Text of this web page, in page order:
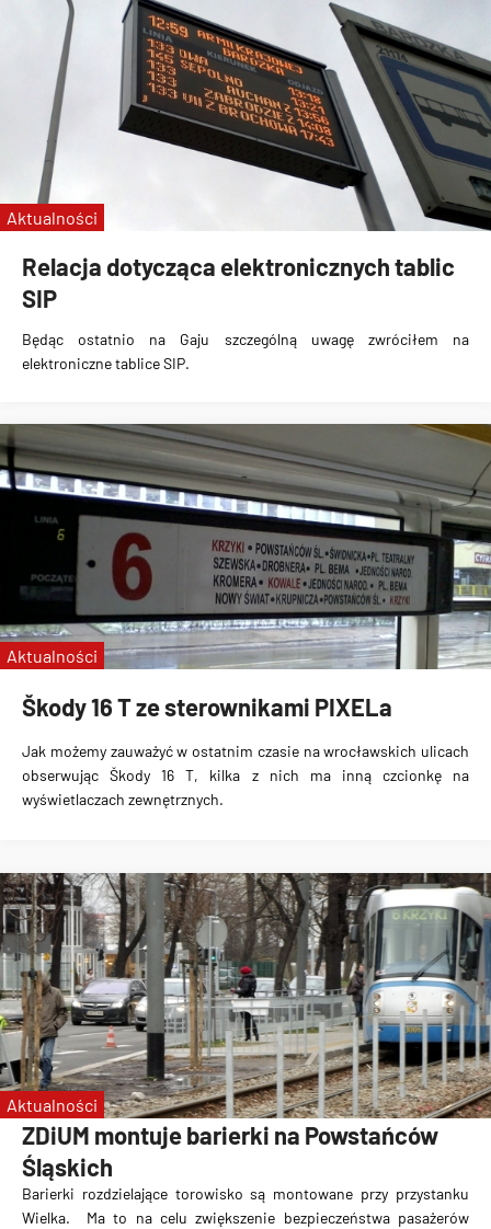
Relacja dotycząca elektronicznych tablic
SIP
Będąc ostatnio na Gaju szczególną uwagę zwróciłem na
elektroniczne tablice SIP.
Aktualności
Škody 16 T ze sterownikami PIXELa
Jak możemy zauważyć w ostatnim czasie na wrocławskich ulicach
obserwując Škody 16 T, kilka z nich ma inną czcionkę na
wyświetlaczach zewnętrznych.
Aktualności
ZDiUM montuje barierki na Powstańców
Śląskich
Barierki rozdzielające torowisko są montowane przy przystanku
Wielka. Ma to na celu zwiększenie bezpieczeństwa pasażerów
Aktualności